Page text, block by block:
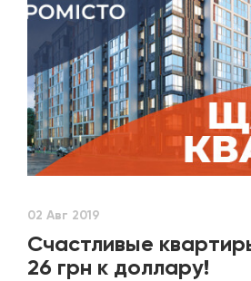
02 Авг 2019
Счастливые
26 грн к доллару!